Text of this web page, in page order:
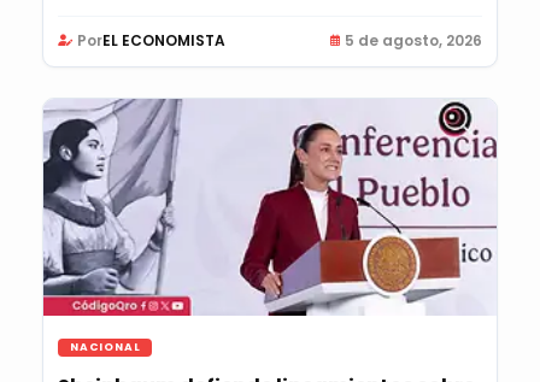
PorEL ECONOMISTA 5 de agosto, 2026
NACIONAL